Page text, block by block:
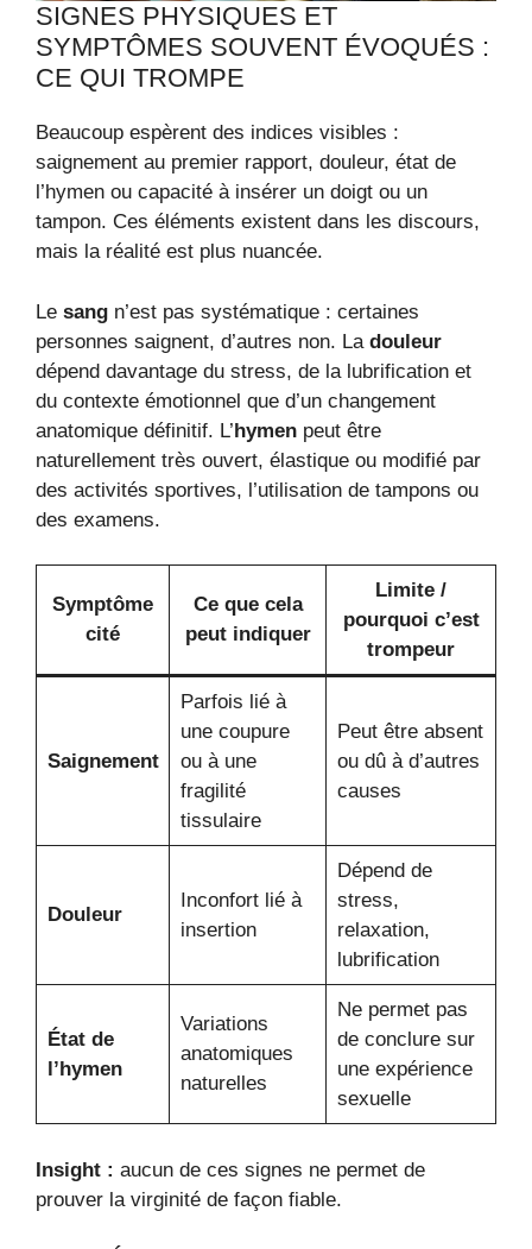
SIGNES PHYSIQUES ET
SYMPTÔMES SOUVENT ÉVOQUÉS :
CE QUI TROMPE
Beaucoup espèrent des indices visibles :
saignement au premier rapport, douleur, état de
l’hymen ou capacité à insérer un doigt ou un
tampon. Ces éléments existent dans les discours,
mais la réalité est plus nuancée.
Le sang n’est pas systématique : certaines
personnes saignent, d’autres non. La douleur
dépend davantage du stress, de la lubrification et
du contexte émotionnel que d’un changement
anatomique définitif. L’hymen peut être
naturellement très ouvert, élastique ou modifié par
des activités sportives, l’utilisation de tampons ou
des examens.
Symptôme
cité
Ce que cela
peut indiquer
Limite /
pourquoi c’est
trompeur
Saignement
Parfois lié à
une coupure
ou à une
fragilité
tissulaire
Peut être absent
ou dû à d’autres
causes
Douleur
Inconfort lié à
insertion
Dépend de
stress,
relaxation,
lubrification
État de
l’hymen
Variations
anatomiques
naturelles
Ne permet pas
de conclure sur
une expérience
sexuelle
Insight : aucun de ces signes ne permet de
prouver la virginité de façon fiable.